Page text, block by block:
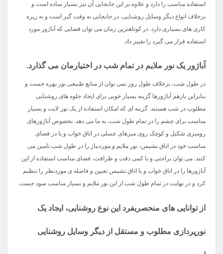
استفاده مناسب را دارد و علاوه بر این جابجایی آن نیز بسیار ساده است و
برخلاف انواع دیگر وسایل روشنایی، در جابجایی نه وقت گیر است و نه ریزه
کاری های بسیاری دارد. در کوتاهترین زمان می توان فضایی که آباژور مورد
استفاده قرار می گیرد را تغییر داد.
آباژور یک نور ملایم در تمام شب در اختیارمان می گذارد.
در طول شب، برخلاف طول روز نمی توان از منابع طبیعی نور بهره جست و
بنابراین بازهم آباژورها گزینه بسیار خوبی برای ایجاد جلوه های روشنایی
مطلوب در شب هستند. گزینه ای که امکان استفاده از یک نور لایت و بسیار
مناسب برای چشم را در تمام طول شب، به ما می دهد. بخصوص آباژورهای
رومیزی شکیل و کوچک روی میزهای عسلی در اتاق خواب و یا در فضای
مناسب خود در اتاق نشیمن، نور ملایم و موردنیاز را در طول شب تامین می
کنند. می توان براحتی و با کمی دقت و ظرافت، فضای مناسب استفاده از این
آباژورها را در اتاق خواب و یا اتاق نشیمن تعیین و فاصله ی موردنظر را تنظیم
کرد و در نهایت در تمام طول شب از این نور ملایم و بسیار مناسب سود جست.
از توانایی های منحصربفرد این نوع روشنایی، ایجاد یک
نورپردازی مطلوب و مستقل از دیگر وسایل روشنایی